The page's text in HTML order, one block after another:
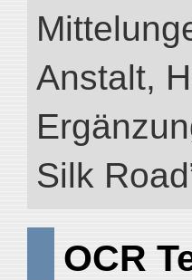
Anstalt,
Silk
OCR